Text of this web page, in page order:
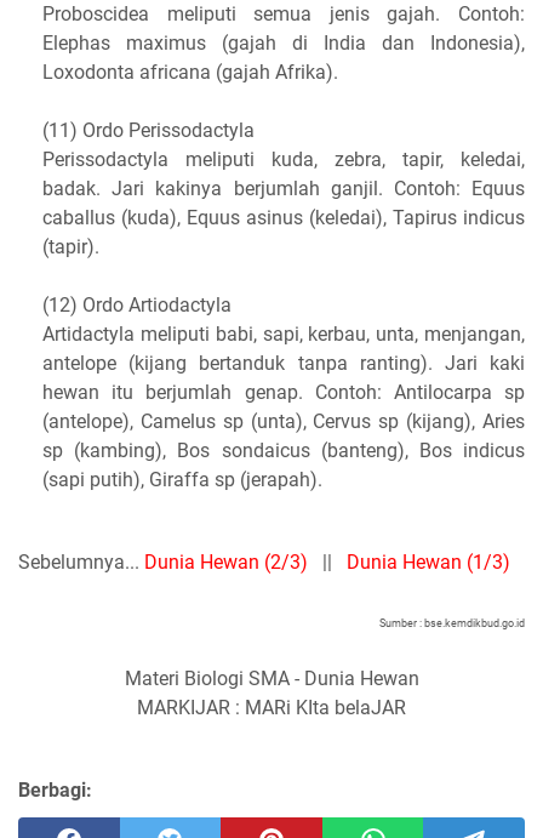
Proboscidea meliputi semua jenis gajah. Contoh:
Elephas maximus (gajah di India dan Indonesia),
Loxodonta africana (gajah Afrika).
(11) Ordo Perissodactyla
Perissodactyla meliputi kuda, zebra, tapir, keledai,
badak. Jari kakinya berjumlah ganjil. Contoh: Equus
caballus (kuda), Equus asinus (keledai), Tapirus indicus
(tapir).
(12) Ordo Artiodactyla
Artidactyla meliputi babi, sapi, kerbau, unta, menjangan,
antelope (kijang bertanduk tanpa ranting). Jari kaki
hewan itu berjumlah genap. Contoh: Antilocarpa sp
(antelope), Camelus sp (unta), Cervus sp (kijang), Aries
sp (kambing), Bos sondaicus (banteng), Bos indicus
(sapi putih), Giraffa sp (jerapah).
Sebelumnya... Dunia Hewan (2/3) || Dunia Hewan (1/3)
Sumber : bse.kemdikbud.go.id
Materi Biologi SMA - Dunia Hewan
MARKIJAR : MARi KIta belaJAR
Berbagi: